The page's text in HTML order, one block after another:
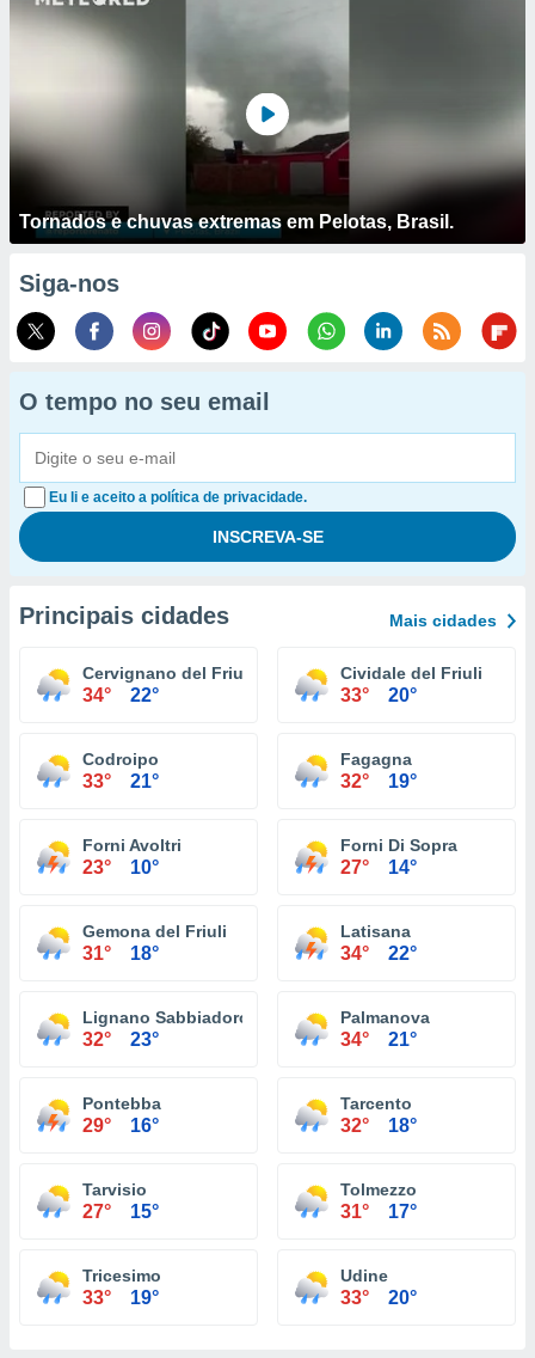
Tornados e chuvas extremas em Pelotas, Brasil.
Siga-nos
O tempo no seu email
Eu li e aceito a política de privacidade.
Principais cidades Mais cidades
Cervignano del Friuli
34° 22°
Cividale del Friuli
33° 20°
Codroipo
33° 21°
Fagagna
32° 19°
Forni Avoltri
23° 10°
Forni Di Sopra
27° 14°
Gemona del Friuli
31° 18°
Latisana
34° 22°
Lignano Sabbiadoro
32° 23°
Palmanova
34° 21°
Pontebba
29° 16°
Tarcento
32° 18°
Tarvisio
27° 15°
Tolmezzo
31° 17°
Tricesimo
33° 19°
Udine
33° 20°